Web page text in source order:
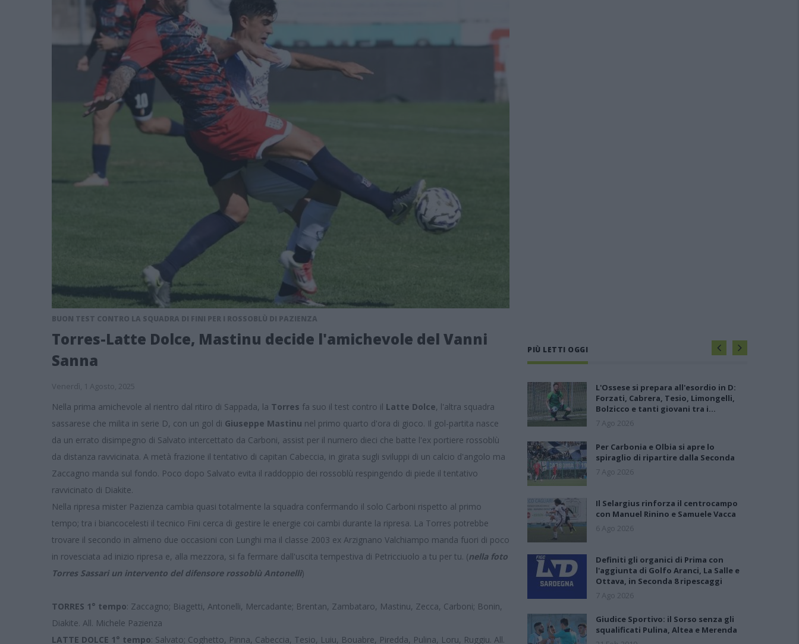
BUON TEST CONTRO LA SQUADRA DI FINI PER I ROSSOBLÙ DI PAZIENZA
Torres-Latte Dolce, Mastinu decide l'amichevole del Vanni
Sanna
Venerdì, 1 Agosto, 2025
Nella prima amichevole al rientro dal ritiro di Sappada, la Torres fa suo il test contro il Latte Dolce, l'altra squadra
sassarese che milita in serie D, con un gol di Giuseppe Mastinu nel primo quarto d'ora di gioco. Il gol-partita nasce
da un errato disimpegno di Salvato intercettato da Carboni, assist per il numero dieci che batte l'ex portiere rossoblù
da distanza ravvicinata. A metà frazione il tentativo di capitan Cabeccia, in girata sugli sviluppi di un calcio d'angolo ma
Zaccagno manda sul fondo. Poco dopo Salvato evita il raddoppio dei rossoblù respingendo di piede il tentativo
ravvicinato di Diakite.
Nella ripresa mister Pazienza cambia quasi totalmente la squadra confermando il solo Carboni rispetto al primo
tempo; tra i biancocelesti il tecnico Fini cerca di gestire le energie coi cambi durante la ripresa. La Torres potrebbe
trovare il secondo in almeno due occasioni con Lunghi ma il classe 2003 ex Arzignano Valchiampo manda fuori di poco
in rovesciata ad inizio ripresa e, alla mezzora, si fa fermare dall'uscita tempestiva di Petricciuolo a tu per tu. (nella foto
Torres Sassari un intervento del difensore rossoblù Antonelli)
TORRES 1° tempo: Zaccagno; Biagetti, Antonelli, Mercadante; Brentan, Zambataro, Mastinu, Zecca, Carboni; Bonin,
Diakite. All. Michele Pazienza
LATTE DOLCE 1° tempo: Salvato; Coghetto, Pinna, Cabeccia, Tesio, Luiu, Bouabre, Piredda, Pulina, Loru, Ruggiu. All.
PIÙ LETTI OGGI
L'Ossese si prepara all'esordio in D:
Forzati, Cabrera, Tesio, Limongelli,
Bolzicco e tanti giovani tra i…
7 Ago 2026
Per Carbonia e Olbia si apre lo
spiraglio di ripartire dalla Seconda
7 Ago 2026
Il Selargius rinforza il centrocampo
con Manuel Rinino e Samuele Vacca
6 Ago 2026
Definiti gli organici di Prima con
l'aggiunta di Golfo Aranci, La Salle e
Ottava, in Seconda 8 ripescaggi
7 Ago 2026
Giudice Sportivo: il Sorso senza gli
squalificati Pulina, Altea e Merenda